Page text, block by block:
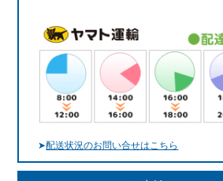
➤配送状況のお問い合せはこちら